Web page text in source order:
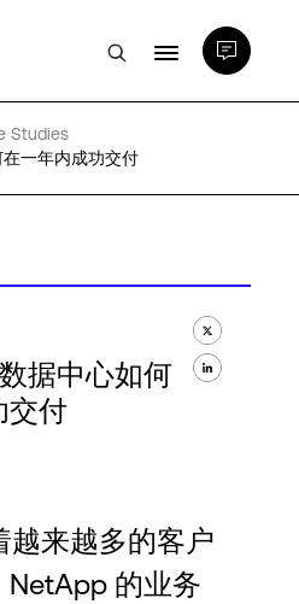
Studies
一年内成功交付
据中心如何
交付
越来越多的客户
的业务